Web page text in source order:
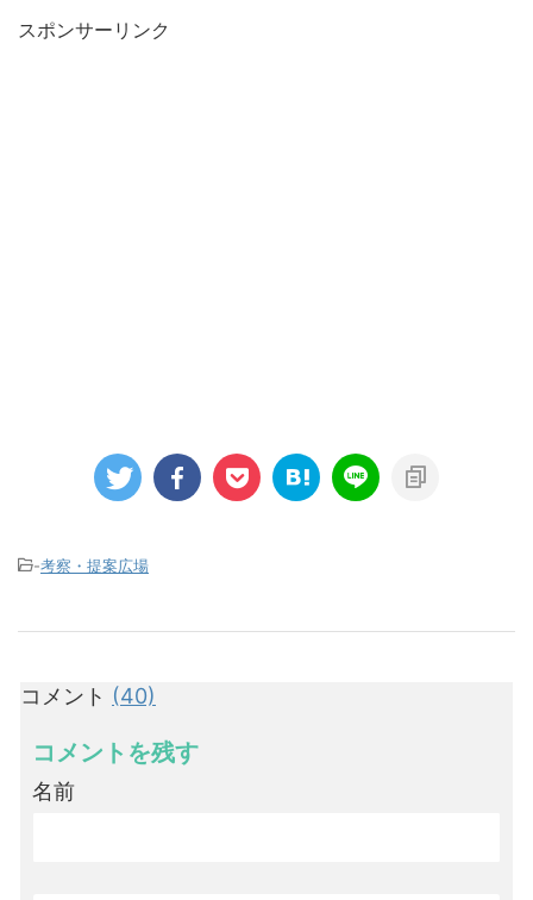
スポンサーリンク
-考察・提案広場
コメント (40)
コメントを残す
名前